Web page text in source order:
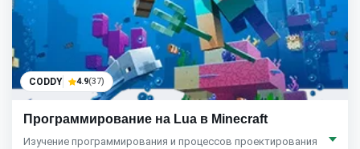
CODDY 4.9(37)
Программирование на Lua в Minecraft
Изучение программирования и процессов проектирования